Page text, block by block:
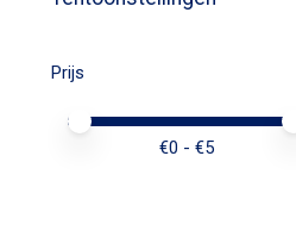
Prijs
Minimale prijswaarde
Price maximum value
€0 - €5